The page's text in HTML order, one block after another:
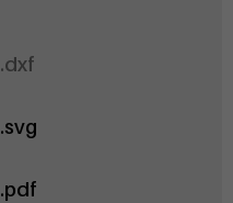
.dxf
.svg
.pdf